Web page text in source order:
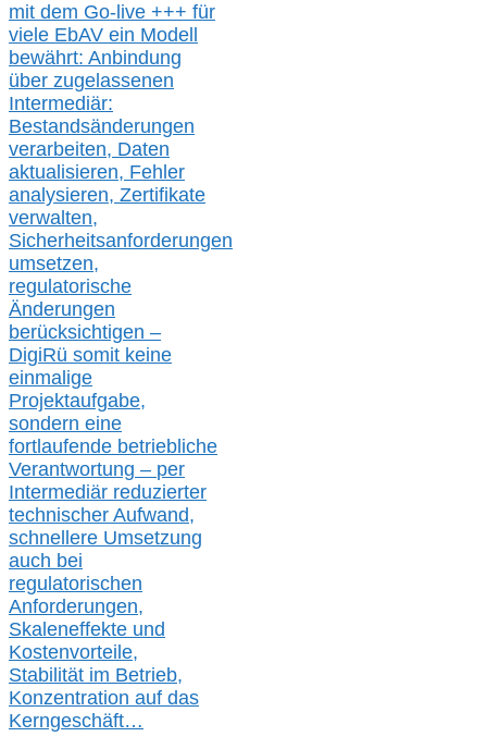
mit dem Go-live +++ für
viele EbAV ein Modell
bewährt: Anbindung
über zugelassenen
Intermediär:
Bestandsänderungen
verarbeiten, Daten
aktualisieren, Fehler
analysieren, Zertifikate
verwalten,
Sicherheitsanforderungen
umsetzen,
regulatorische
Änderungen
berücksichtigen –
DigiRü somit keine
einmalige
Projektaufgabe,
sondern eine
fortlaufende betriebliche
Verantwortung – per
Intermediär reduzierter
technischer Aufwand,
schnellere Umsetzung
auch bei
regulatorischen
Anforderungen,
Skaleneffekte und
Kostenvorteile,
Stabilität im Betrieb,
Konzentration auf das
Kerngeschäft…